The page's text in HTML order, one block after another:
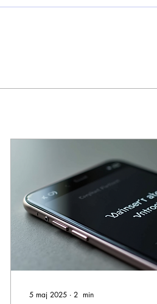
5 maj 2025 ∙ 2 min